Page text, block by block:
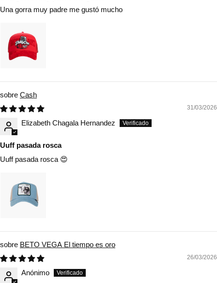
Una gorra muy padre me gustó mucho
Cash
31/03/2026
Elizabeth Chagala Hernandez
Uuff pasada rosca
Uuff pasada rosca 😍
BETO VEGA El tiempo es oro
26/03/2026
Anónimo